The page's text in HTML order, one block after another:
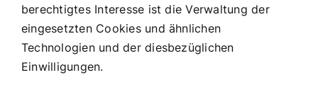
berechtigtes Interesse ist die Verwaltung der
eingesetzten Cookies und ähnlichen
Technologien und der diesbezüglichen
Einwilligungen.